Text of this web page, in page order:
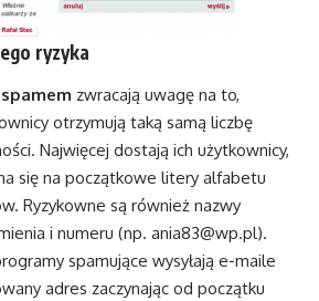
ryzyka
spamem zwracają uwagę na to,
otrzymują taką samą liczbę
Najwięcej dostają ich użytkownicy,
się na początkowe litery alfabetu
Ryzykowne są również nazwy
i numeru (np. ania83@wp.pl).
spamujące wysyłają e-maile
adres zaczynając od początku